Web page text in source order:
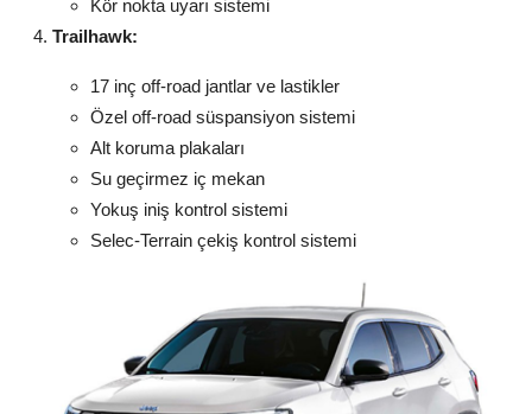
Kör nokta uyarı sistemi
Trailhawk:
17 inç off-road jantlar ve lastikler
Özel off-road süspansiyon sistemi
Alt koruma plakaları
Su geçirmez iç mekan
Yokuş iniş kontrol sistemi
Selec-Terrain çekiş kontrol sistemi